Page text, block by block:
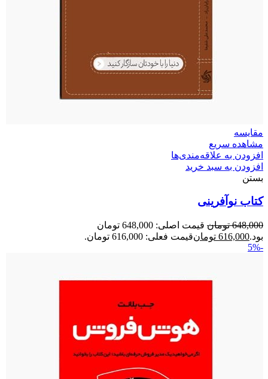
مقایسه
مشاهده سریع
افزودن به علاقه‌مندی‌ها
افزودن به سبد خرید
بستن
کتاب نوآفرینی
648,000 تومان
قیمت اصلی: 648,000 تومان
بود.616,000 تومانقیمت فعلی: 616,000 تومان.
-5%